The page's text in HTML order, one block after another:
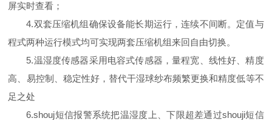
屏实时查看；
4.双套压缩机组确保设备能长期运行，连续不间断。定值与
程式两种运行模式均可实现两套压缩机组来回自由切换。
5.温湿度传感器采用电容式传感器，量程宽、线性好、精度
高、易控制、稳定性好，替代干湿球纱布频繁更换和精度低等不
足之处
6.shouj短信报警系统把温湿度上、下限超差通过shouji短信